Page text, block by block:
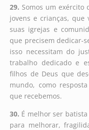
29. Somos um exército
jovens e crianças, que
suas igrejas e
que precisem dedicar-
isso necessitam do
trabalho dedicado e
filhos de Deus que
mundo, como
que recebemos.
30. É melhor ser
para melhorar,